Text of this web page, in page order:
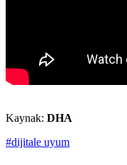
Kaynak: DHA
#dijitale uyum